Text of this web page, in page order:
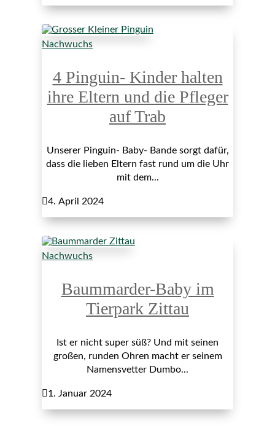
Nachwuchs
4 Pinguin- Kinder halten
ihre Eltern und die Pfleger
auf Trab
Unserer Pinguin- Baby- Bande sorgt dafür,
dass die lieben Eltern fast rund um die Uhr
mit dem...
4. April 2024
Nachwuchs
Baummarder-Baby im
Tierpark Zittau
Ist er nicht super süß? Und mit seinen
großen, runden Ohren macht er seinem
Namensvetter Dumbo...
1. Januar 2024